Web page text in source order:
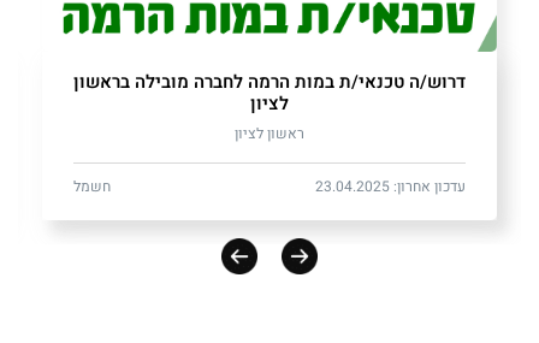
דרוש/ה טכנאי/ת במות הרמה לחברה מובילה בראשון
לציון
ראשון לציון
עדכון אחרון: 23.04.2025 חשמל